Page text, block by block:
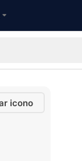
icono